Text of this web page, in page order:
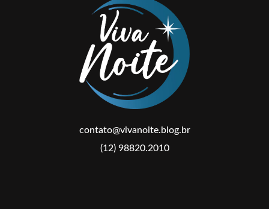
contato@vivanoite.blog.br
(12) 98820.2010